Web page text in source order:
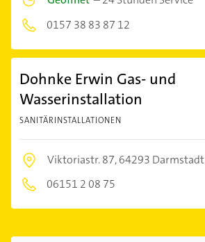
0157 38 83 87 12
Dohnke Erwin Gas- und
Wasserinstallation
SANITÄRINSTALLATIONEN
Viktoriastr. 87,64293 Darmstadt
06151 2 08 75